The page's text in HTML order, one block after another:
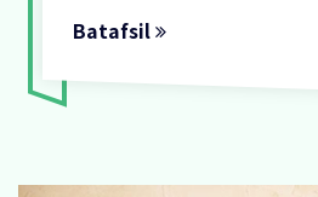
Batafsil